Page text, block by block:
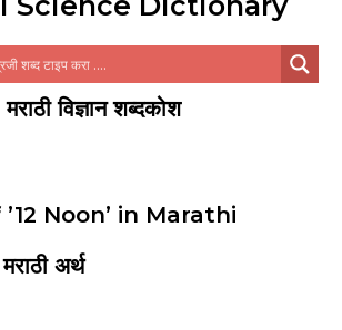
मराठी विज्ञान शब्दकोश
Noon’ in Marathi
अर्थ